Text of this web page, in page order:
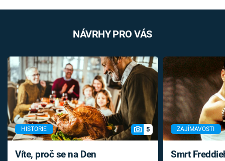
NÁVRHY PRO VÁS
HISTORIE 5
Víte, proč se na Den
ZAJÍMAVOSTI
Smrt